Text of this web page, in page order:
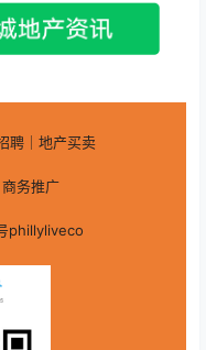
聘｜地产买卖
务推广
phillyliveco